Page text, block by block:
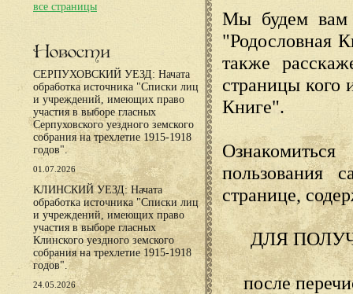
все страницы
Новости
СЕРПУХОВСКИЙ УЕЗД: Начата
обработка источника "Списки лиц
и учреждений, имеющих право
участия в выборе гласных
Серпуховского уездного земского
собрания на трехлетие 1915-1918
годов".
01.07.2026
КЛИНСКИЙ УЕЗД: Начата
обработка источника "Списки лиц
и учреждений, имеющих право
участия в выборе гласных
Клинского уездного земского
собрания на трехлетие 1915-1918
годов".
24.05.2026
Мы будем вам
"Родословная
также
страницы кого
Книге".
пользования
странице,
ДЛЯ
после